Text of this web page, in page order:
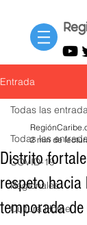
Entrada
Todas las
COVID-19
Regionales
Cultura Home
Todas las
Distrito
respeto
temporada
2 min de